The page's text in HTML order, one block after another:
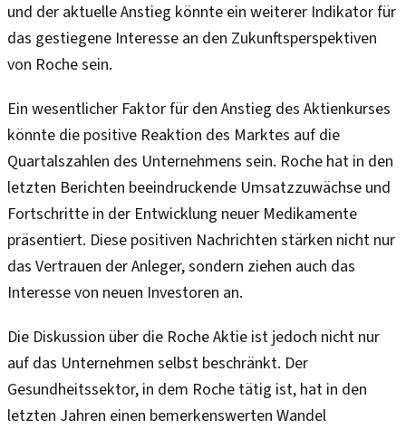
und der aktuelle Anstieg könnte ein weiterer Indikator für
das gestiegene Interesse an den Zukunftsperspektiven
von Roche sein.
Ein wesentlicher Faktor für den Anstieg des Aktienkurses
könnte die positive Reaktion des Marktes auf die
Quartalszahlen des Unternehmens sein. Roche hat in den
letzten Berichten beeindruckende Umsatzzuwächse und
Fortschritte in der Entwicklung neuer Medikamente
präsentiert. Diese positiven Nachrichten stärken nicht nur
das Vertrauen der Anleger, sondern ziehen auch das
Interesse von neuen Investoren an.
Die Diskussion über die Roche Aktie ist jedoch nicht nur
auf das Unternehmen selbst beschränkt. Der
Gesundheitssektor, in dem Roche tätig ist, hat in den
letzten Jahren einen bemerkenswerten Wandel